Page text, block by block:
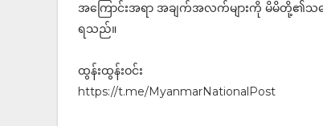
အကြောင်းအရာ အချက်အလက်များကို မိမိတို့၏သဘော
ရသည်။
ထွန်းထွန်းဝင်း
https://t.me/MyanmarNationalPost